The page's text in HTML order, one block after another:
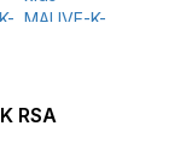
RSA